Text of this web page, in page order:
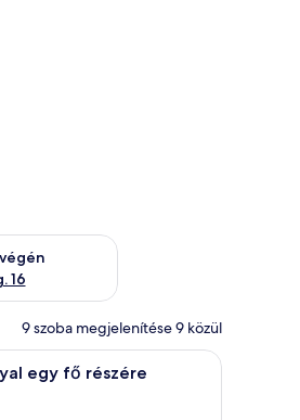
9
16
állás ellenőrzése: aug. 14 -
9 szoba megjelenítése 9 közül
mintázatú fal és egy fali lámpa.
és tükörrel.
Egy szállodai szoba, melyben fából készült
egy fő részére